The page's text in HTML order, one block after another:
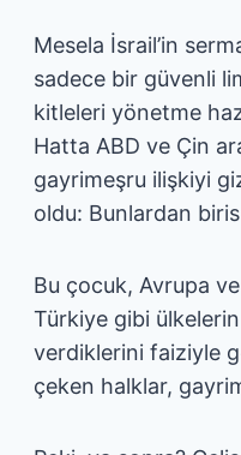
Mesela İsrail’in
sadece bir güvenli
kitleleri yönetme
Hatta ABD ve Çin
gayrimeşru ilişkiyi
oldu: Bunlardan
Bu çocuk, Avrupa
Türkiye gibi
verdiklerini faiziyle
çeken halklar,